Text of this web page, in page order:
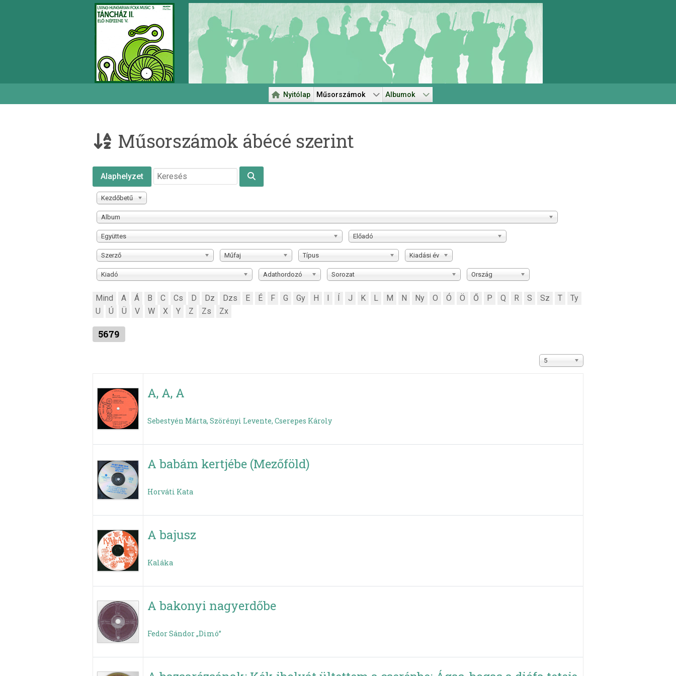
Nyitólap Műsorszámok Albumok
Műsorszámok ábécé szerint
Alaphelyzet
Kezdőbetű
Album
Együttes Előadó
Szerző Műfaj Típus Kiadási év
Kiadó Adathordozó Sorozat Ország
Mind A Á B C Cs D Dz Dzs E É F G Gy H J K L M N Ny O Ó Ö Ő P Q R S Sz T
Ty
U
Ú Ü V W X Y Z Zs Zx
5679
Tételek #
5
A, A, A
Sebestyén Márta, Szörényi Levente, Cserepes Károly
A babám kertjébe (Mezőföld)
Horváti Kata
A bajusz
Kaláka
A bakonyi nagyerdőbe
Fedor Sándor „Dimó”